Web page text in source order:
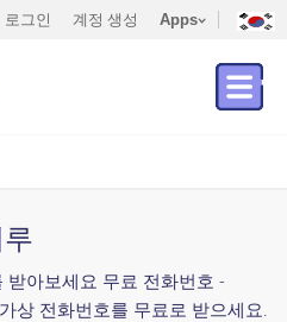
로그인 계정 생성 Apps
받아보세요 무료 전화번호 -
상 전화번호를 무료로 받으세요.